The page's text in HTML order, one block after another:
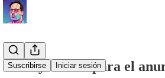
Suscribirse Iniciar sesión
Ya hay dinero para el